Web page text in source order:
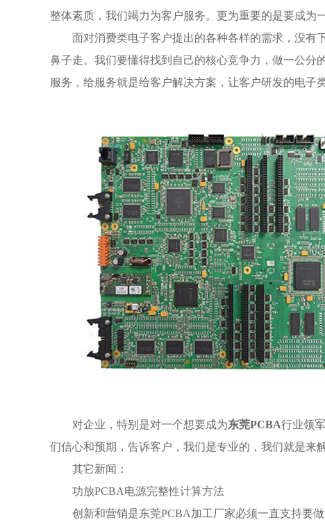
整体素质，我们竭力为客户服务。更为重要的是要成为
面对消费类电子客户提出的各种各样的需求，没有
鼻子走。我们要懂得找到自己的核心竞争力，做一公分
服务，给服务就是给客户解决方案，让客户研发的电子
对企业，特别是对一个想要成为东莞PCBA行业领
们信心和预期，告诉客户，我们是专业的，我们就是来
其它新闻：
功放PCBA电源完整性计算方法
创新和营销是东莞PCBA加工厂家必须一直支持要